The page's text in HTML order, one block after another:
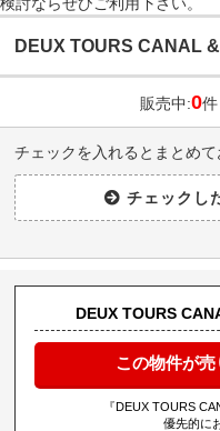
検討ならぜひご利用下さい。
DEUX TOURS CANAL
販売中:0
チェックを入れるとまとめて
DEUX TOURS
この物件が売
『DEUX TOURS
優先的に